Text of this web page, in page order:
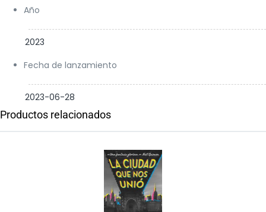
Año
2023
Fecha de lanzamiento
2023-06-28
Productos relacionados